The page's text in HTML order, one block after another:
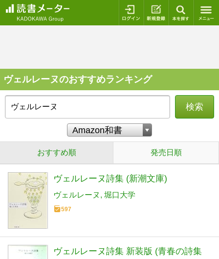
ログイン 新規登録
ヴェルレーヌのおすすめランキング
検索
おすすめ順 発売日順
ヴェルレーヌ詩集 (新潮文庫)
ヴェルレーヌ 堀口大学
597
ヴェルレーヌ詩集 新装版 (青春の詩集